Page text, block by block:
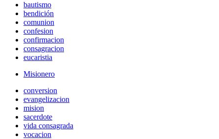
bautismo
bendición
comunion
confesion
confirmacion
consagracion
eucaristia
Misionero
conversion
evangelizacion
mision
sacerdote
vida consagrada
vocacion